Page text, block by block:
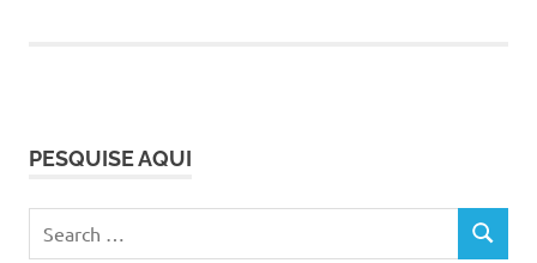
PESQUISE AQUI
for:
SEARCH